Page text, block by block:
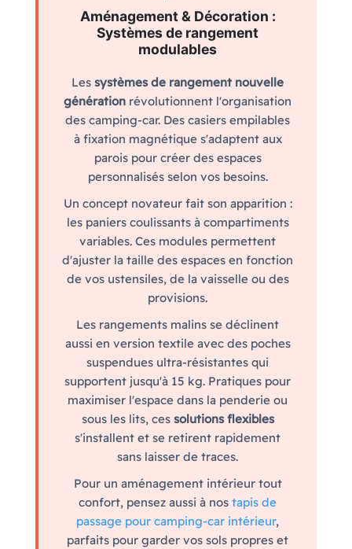
Aménagement & Décoration :
Systèmes de rangement
modulables
Les systèmes de rangement nouvelle
génération révolutionnent l'organisation
des camping-car. Des casiers empilables
à fixation magnétique s'adaptent aux
parois pour créer des espaces
personnalisés selon vos besoins.
Un concept novateur fait son apparition :
les paniers coulissants à compartiments
variables. Ces modules permettent
d'ajuster la taille des espaces en fonction
de vos ustensiles, de la vaisselle ou des
provisions.
Les rangements malins se déclinent
aussi en version textile avec des poches
suspendues ultra-résistantes qui
supportent jusqu'à 15 kg. Pratiques pour
maximiser l'espace dans la penderie ou
sous les lits, ces solutions flexibles
s'installent et se retirent rapidement
sans laisser de traces.
Pour un aménagement intérieur tout
confort, pensez aussi à nos tapis de
passage pour camping-car intérieur,
parfaits pour garder vos sols propres et